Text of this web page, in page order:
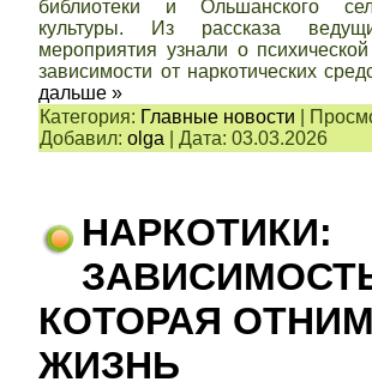
библиотеки и Ольшанского
культуры. Из рассказа
мероприятия узнали о
зависимости от наркотических
дальше »
Категория: Главные новости
Добавил: olga |Дата: 03.03.2026
НАРКОТИКИ:
КОТОРАЯ
ЖИЗНЬ